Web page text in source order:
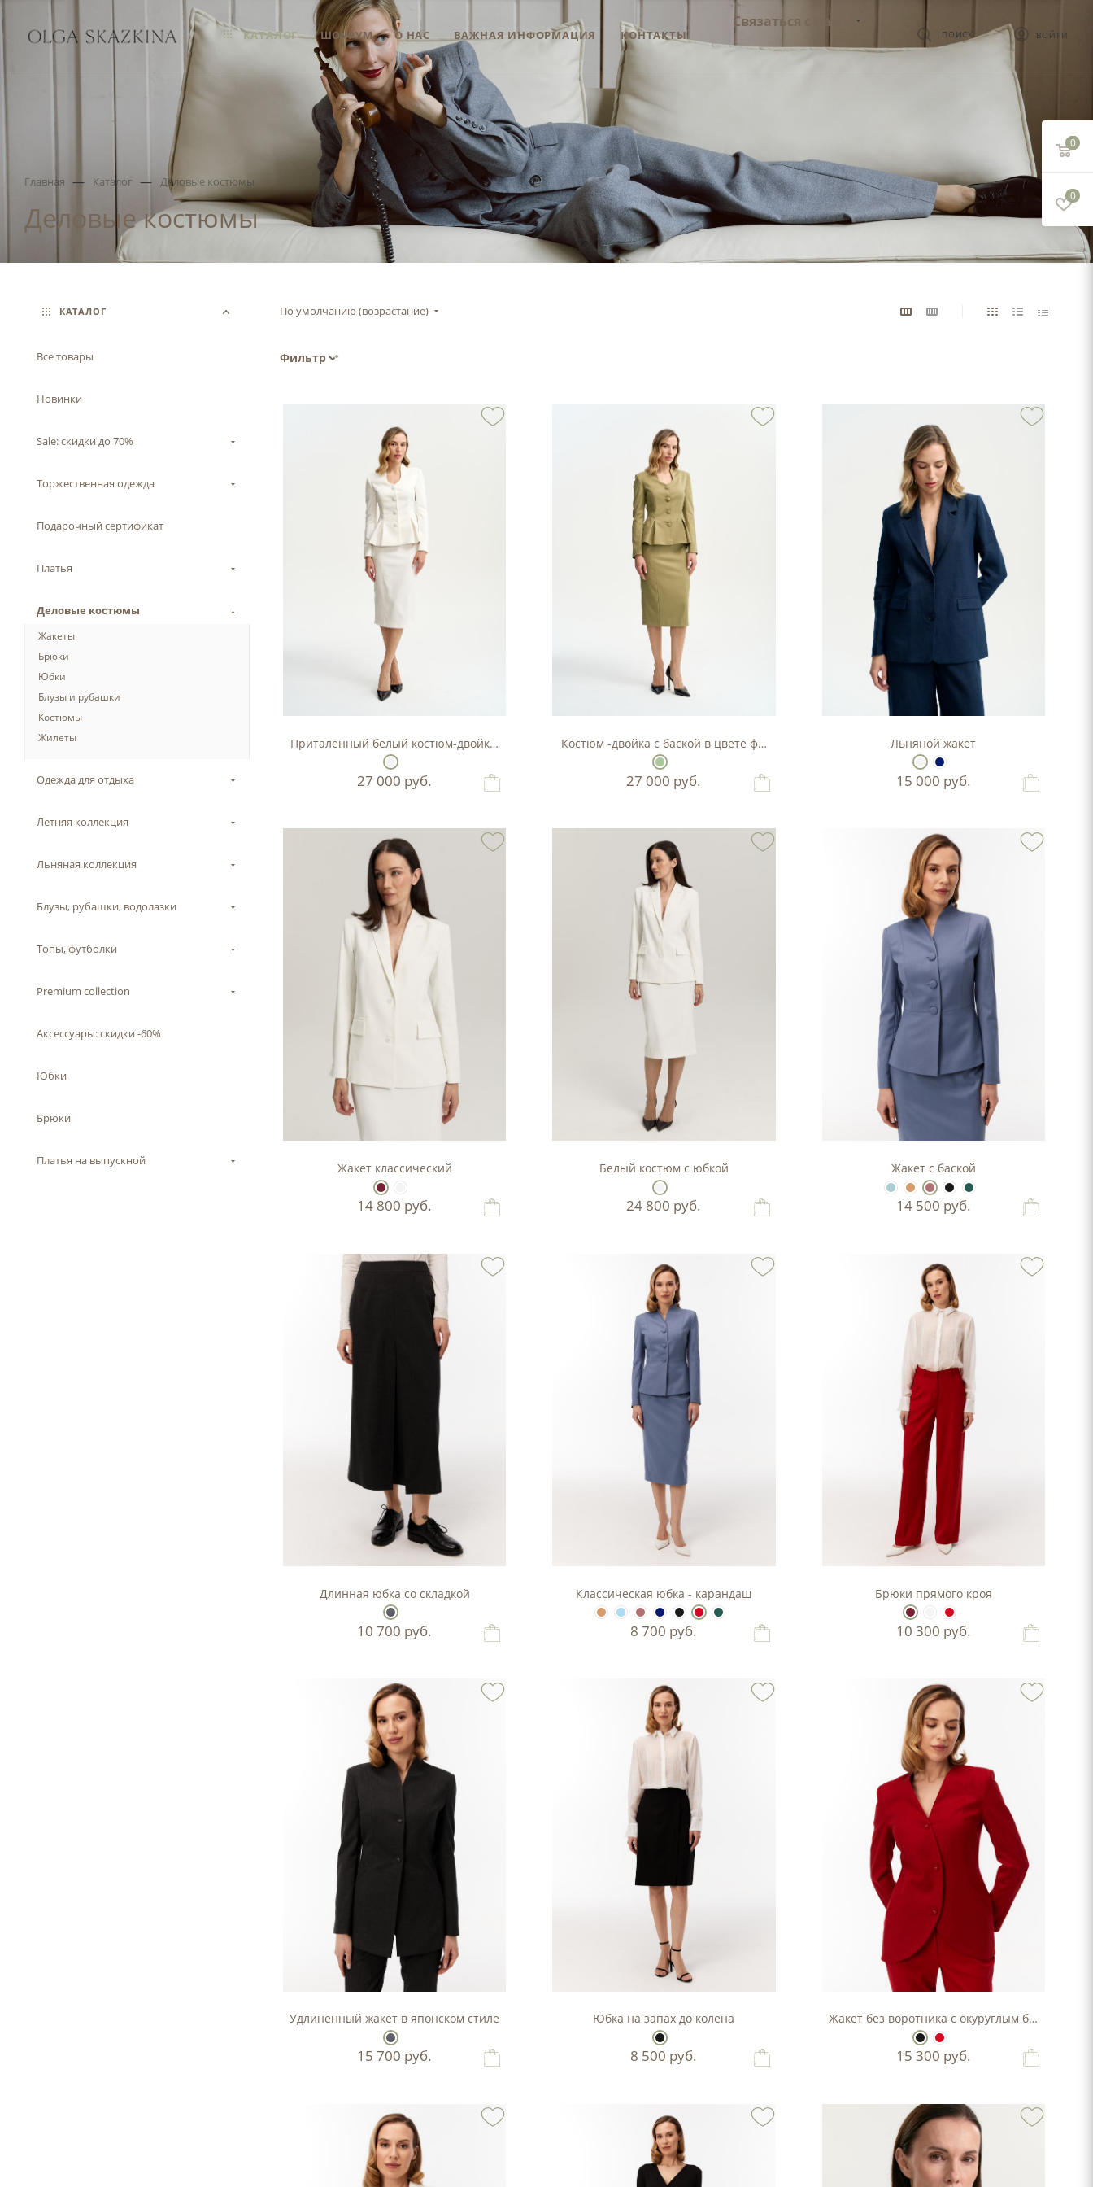
ВОЙТИ
ПОИСК
Связаться с нами
КАТАЛОГ ШОУРУМ О НАС ВАЖНАЯ ИНФОРМАЦИЯ КОНТАКТЫ
Главная — Каталог — Деловые костюмы
Деловые костюмы
По умолчанию (возрастание)
Фильтр
Приталенный белый костюм-двойка с баской.
27 000 руб.
Костюм -двойка с баской в цвете фисташка
27 000 руб.
Льняной жакет
15 000 руб.
Жакет классический
14 800 руб.
Белый костюм с юбкой
24 800 руб.
Жакет с баской
14 500 руб.
Длинная юбка со складкой
10 700 руб.
Классическая юбка - карандаш
8 700 руб.
Брюки прямого кроя
10 300 руб.
Удлиненный жакет в японском стиле
15 700 руб.
Юбка на запах до колена
8 500 руб.
Жакет без воротника с окуруглым бортом
15 300 руб.
КАТАЛОГ
Все товары
Новинки
Sale: скидки до 70%
Торжественная одежда
Подарочный сертификат
Платья
Деловые костюмы
Жакеты
Брюки
Юбки
Блузы и рубашки
Костюмы
Жилеты
Одежда для отдыха
Летняя коллекция
Льняная коллекция
Блузы, рубашки, водолазки
Топы, футболки
Premium collection
Аксессуары: скидки -60%
Юбки
Брюки
Платья на выпускной
0
0